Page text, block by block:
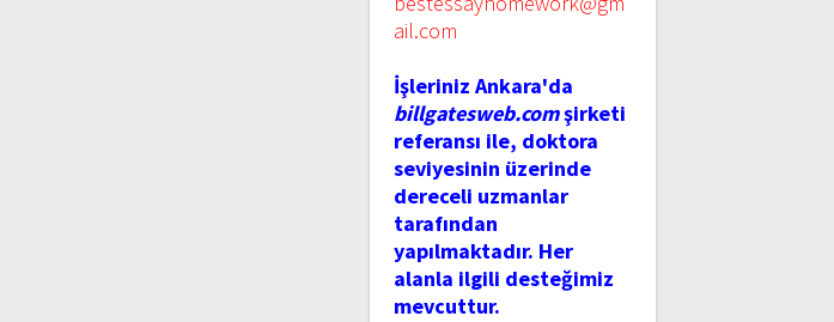
ail.com
İşleriniz Ankara'da
billgatesweb.comşirketi
referansı ile, doktora
seviyesinin üzerinde
dereceli uzmanlar
tarafından
yapılmaktadır. Her
alanla ilgili desteğimiz
mevcuttur.